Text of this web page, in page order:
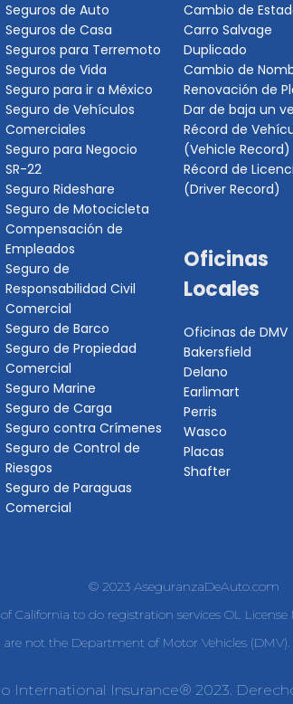
Seguros de Auto
Seguros de Casa
Seguros para Terremoto
Seguros de Vida
Seguro para ir a México
Seguro de Vehículos
Comerciales
Seguro para Negocio
SR-22
Seguro Rideshare
Seguro de Motocicleta
Compensación de
Empleados
Seguro de
Responsabilidad Civil
Comercial
Seguro de Barco
Seguro de Propiedad
Comercial
Seguro Marine
Seguro de Carga
Seguro contra Crímenes
Seguro de Control de
Riesgos
Seguro de Paraguas
Comercial
Cambio de
Carro Salvage
Duplicado
Cambio de
Renovación de
Dar de baja un
Récord de
(Vehicle Record)
Récord de
(Driver Record)
Oficinas
Locales
Oficinas de DMV
Bakersfield
Delano
Earlimart
Perris
Wasco
Placas
Shafter
© 2023 AseguranzaDeAuto.com
California to do registration services OL
not the Department of Motor Vehicles
International Insurance® 2023.